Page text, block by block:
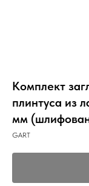
Комплект
плинтуса из
мм
GART